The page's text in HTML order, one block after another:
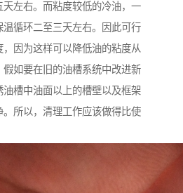
左右。而粘度较低的冷油，一
循环二至三天左右。因此可行
因为这样可以降低油的粘度从
如要在旧的油槽系统中改进新
槽中油面以上的槽壁以及框架
。所以，清理工作应该做得比使